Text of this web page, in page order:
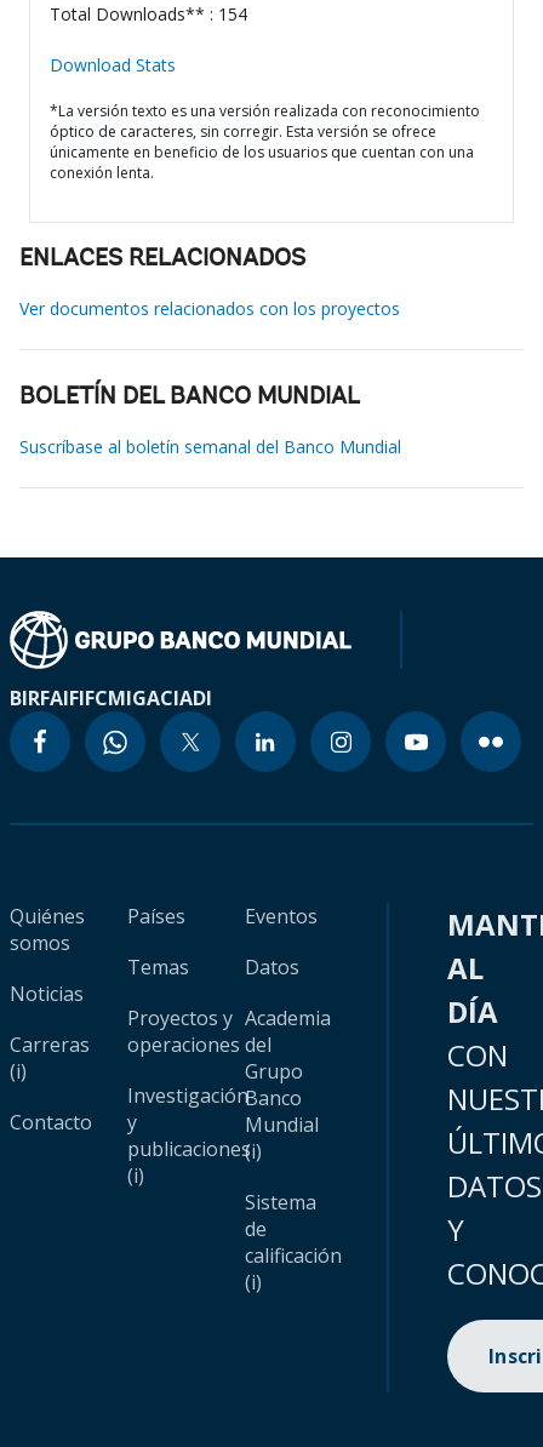
Total Downloads** : 154
Download Stats
*La versión texto es una versión realizada con reconocimiento
óptico de caracteres, sin corregir. Esta versión se ofrece
únicamente en beneficio de los usuarios que cuentan con una
conexión lenta.
ENLACES RELACIONADOS
Ver documentos relacionados con los proyectos
BOLETÍN DEL BANCO MUNDIAL
Suscríbase al boletín semanal del Banco Mundial
BIRFAIFIFCMIGACIADI
Quiénes
somos
Noticias
Carreras
(i)
Contacto
Países
Temas
Proyectos y
operaciones
Investigación
y
publicaciones
(i)
Eventos
Datos
Academia
del
Grupo
Banco
Mundial
(i)
Sistema
de
calificación
(i)
AL
DÍA
CON
DATOS
Y